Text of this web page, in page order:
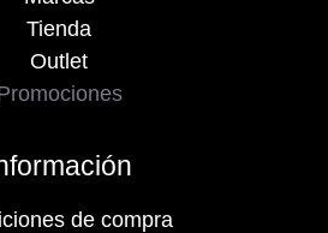
Tienda
Outlet
de compra